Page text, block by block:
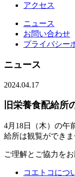
アクセス
ニュース
お問い合わせ
プライバシー
ニュース
2024.04.17
旧栄養食配給所
4月18日（木）の午
給所は観覧ができま
ご理解とご協力をお
コエトコにつ